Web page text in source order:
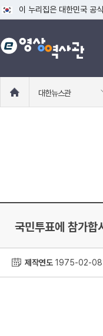
이 누리집은 대한민국 공
공식 누리집 주소 확인하
go.kr 주소를 사용하는
로
대한뉴스관
국민투표에 참가합
제작연도 1975-02-08